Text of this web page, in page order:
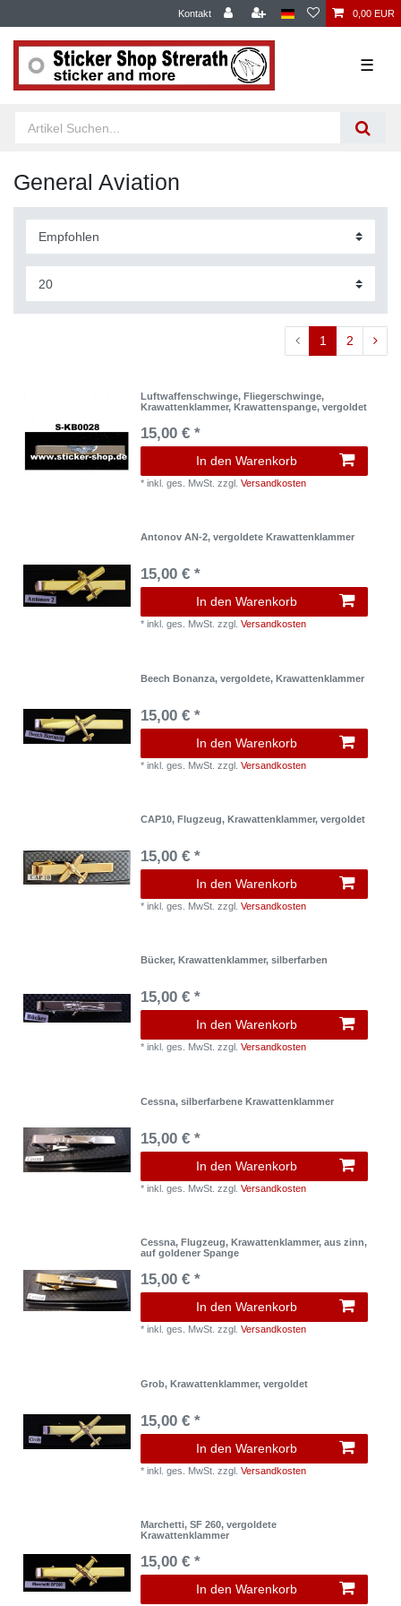
Kontakt 0,00 EUR
☰
General Aviation
1 2
Luftwaffenschwinge, Fliegerschwinge,
Krawattenklammer, Krawattenspange, vergoldet
15,00 € *
In den Warenkorb
*inkl. ges. MwSt. zzgl.Versandkosten
Antonov AN-2, vergoldete Krawattenklammer
15,00 € *
In den Warenkorb
*inkl. ges. MwSt. zzgl.Versandkosten
Beech Bonanza, vergoldete, Krawattenklammer
15,00 € *
In den Warenkorb
*inkl. ges. MwSt. zzgl.Versandkosten
CAP10, Flugzeug, Krawattenklammer, vergoldet
15,00 € *
In den Warenkorb
*inkl. ges. MwSt. zzgl.Versandkosten
Bücker, Krawattenklammer, silberfarben
15,00 € *
In den Warenkorb
*inkl. ges. MwSt. zzgl.Versandkosten
Cessna, silberfarbene Krawattenklammer
15,00 € *
In den Warenkorb
*inkl. ges. MwSt. zzgl.Versandkosten
Cessna, Flugzeug, Krawattenklammer, aus zinn,
auf goldener Spange
15,00 € *
In den Warenkorb
*inkl. ges. MwSt. zzgl.Versandkosten
Grob, Krawattenklammer, vergoldet
15,00 € *
In den Warenkorb
*inkl. ges. MwSt. zzgl.Versandkosten
Marchetti, SF 260, vergoldete
Krawattenklammer
15,00 € *
In den Warenkorb